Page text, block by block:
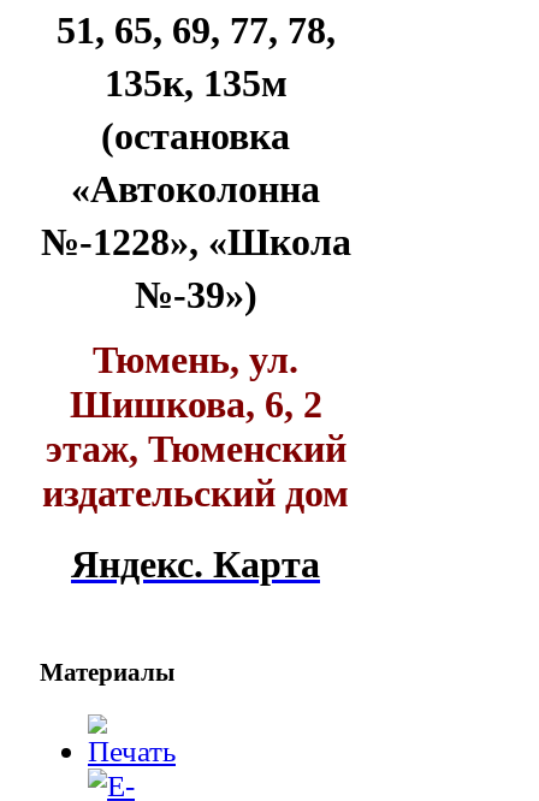
51, 65, 69, 77, 78,
135к, 135м
(остановка
«Автоколонна
№-1228», «Школа
№-39»)
Тюмень, ул.
Шишкова, 6, 2
этаж, Тюменский
издательский дом
Яндекс. Карта
Материалы